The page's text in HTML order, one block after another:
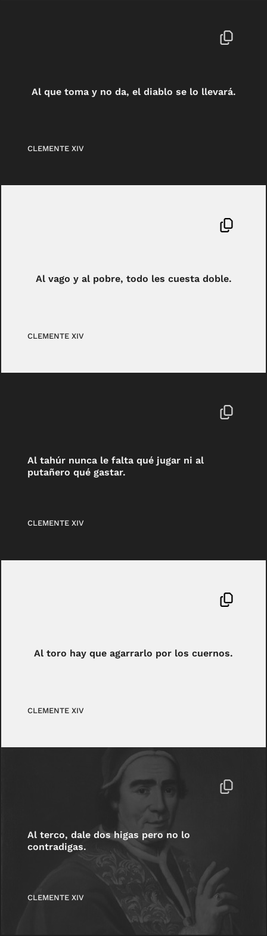
Al que toma y no da, el diablo se lo llevará.
CLEMENTE XIV
Al vago y al pobre, todo les cuesta doble.
CLEMENTE XIV
Al tahúr nunca le falta qué jugar ni al
putañero qué gastar.
CLEMENTE XIV
Al toro hay que agarrarlo por los cuernos.
CLEMENTE XIV
Al terco, dale dos higas pero no lo
contradigas.
CLEMENTE XIV